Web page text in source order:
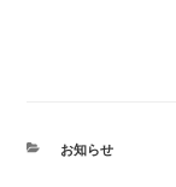
カ
お知らせ